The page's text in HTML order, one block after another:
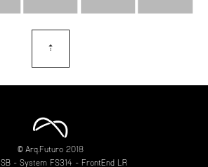
⇡
© Arq.Futuro 2018
SB- System FS314 - FrontEnd LR